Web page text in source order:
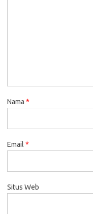
Nama *
Email *
Situs Web